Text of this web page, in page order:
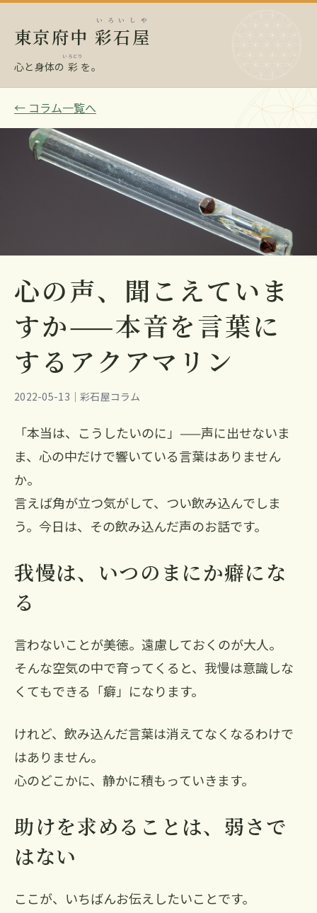
東京府中 彩石屋
いろいしや
心と身体の 彩
いろどり
を。
← コラム一覧へ
心の声、聞こえていま
すか——本音を言葉に
するアクアマリン
2022-05-13｜彩石屋コラム
「本当は、こうしたいのに」——声に出せないま
ま、心の中だけで響いている言葉はありません
か。
言えば角が立つ気がして、つい飲み込んでしま
う。今日は、その飲み込んだ声のお話です。
我慢は、いつのまにか癖にな
る
言わないことが美徳。遠慮しておくのが大人。
そんな空気の中で育ってくると、我慢は意識しな
くてもできる「癖」になります。
けれど、飲み込んだ言葉は消えてなくなるわけで
はありません。
心のどこかに、静かに積もっていきます。
助けを求めることは、弱さで
はない
ここが、いちばんお伝えしたいことです。